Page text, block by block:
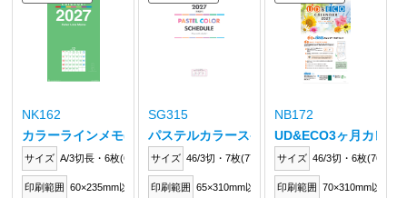
NK162
カラーラインメモ(3か月文字)
サイズ A/3切長・6枚(610×280mm)
印刷範囲 60×235mm以内
SG315
パステルカラースケジュール(年表付スリー
サイズ 46/3切・7枚(772×350mm)
印刷範囲 65×310mm以内
NB172
UD&ECO3ヶ月カレン
サイズ 46/3切・6枚
印刷範囲 70×310mm以内